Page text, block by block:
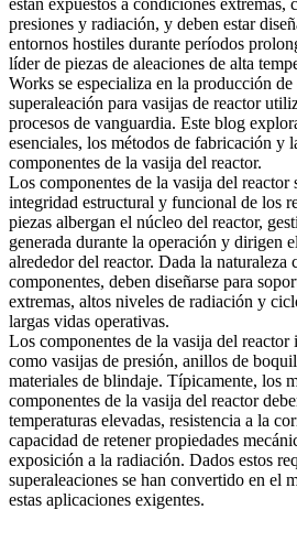
presiones y radiación, y deben estar
entornos hostiles durante períodos
líder de piezas de aleaciones de alta
Works se especializa en la producción
superaleación para vasijas de reactor
procesos de vanguardia. Este blog
esenciales, los métodos de fabricación y
componentes de la vasija del reactor.
Los componentes de la vasija del reactor
integridad estructural y funcional de los
piezas albergan el núcleo del reactor,
generada durante la operación y dirigen
alrededor del reactor. Dada la naturaleza
componentes, deben diseñarse para
extremas, altos niveles de radiación y
largas vidas operativas.
Los componentes de la vasija del reactor
como vasijas de presión, anillos de
materiales de blindaje. Típicamente, los
componentes de la vasija del reactor
temperaturas elevadas, resistencia a la
capacidad de retener propiedades
exposición a la radiación. Dados estos
superaleaciones se han convertido en el
estas aplicaciones exigentes.